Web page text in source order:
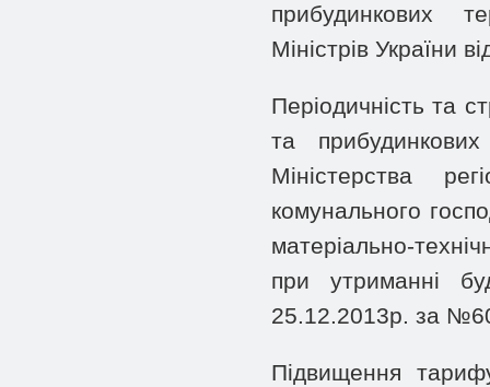
прибудинкових
Міністрів України
Періодичність та
та
Міністерства
комунального
матеріально-
при утриманні
25.12.2013р. за
Підвищення